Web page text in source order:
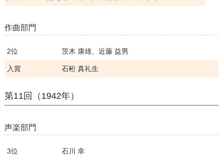
作曲部門
2位 茨木 康雄、近藤 益男
入賞 石桁 真礼生
第11回（1942年）
声楽部門
3位 石川 幸